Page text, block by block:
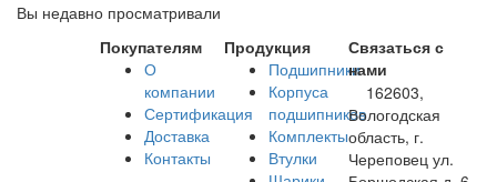
Вы недавно просматривали
Покупателям
О
компании
Сертификация
Доставка
Контакты
Продукция
Подшипники
Корпуса
подшипников
Комплекты
Втулки
Связаться с
нами
162603,
Вологодская
область, г.
Череповец ул.